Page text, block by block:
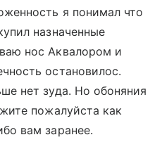
я понимал что
назначенные
нос Аквалором и
остановилос.
нет зуда. Но обоняния
пожалуйста как
вам заранее.